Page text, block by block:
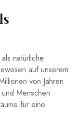
natürliche
auf unserem
von Jahren
Menschen
für eine